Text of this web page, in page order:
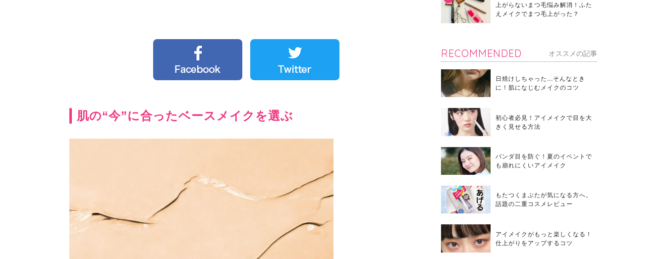
肌の“今”に合ったベースメイクを選ぶ
上がらないまつ毛悩み解消！ふた
えメイクでまつ毛上がった？
RECOMMENDED オススメの記事
日焼けしちゃった...そんなとき
に！肌になじむメイクのコツ
初心者必見！アイメイクで目を大
きく見せる方法
パンダ目を防ぐ！夏のイベントで
も崩れにくいアイメイク
もたつくまぶたが気になる方へ。
話題の二重コスメレビュー
アイメイクがもっと楽しくなる！
仕上がりをアップするコツ